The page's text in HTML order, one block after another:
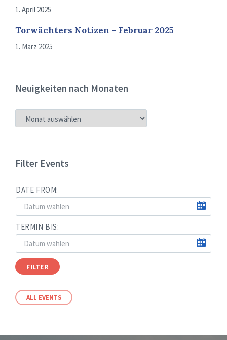
1. April 2025
Torwächters Notizen – Februar 2025
1. März 2025
Neuigkeiten nach Monaten
NEUIGKEITEN
NACH
Filter Events
DATE FROM:
TERMIN BIS:
FILTER
ALL EVENTS